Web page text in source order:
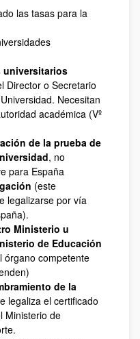
las tasas para la
universitarios
Director o Secretario
Necesitan
académica (Vº
de la prueba de
, no
para España
(este
legalizarse por vía
Ministerio u
de Educación
órgano competente
de la
legaliza el certificado
Ministerio de